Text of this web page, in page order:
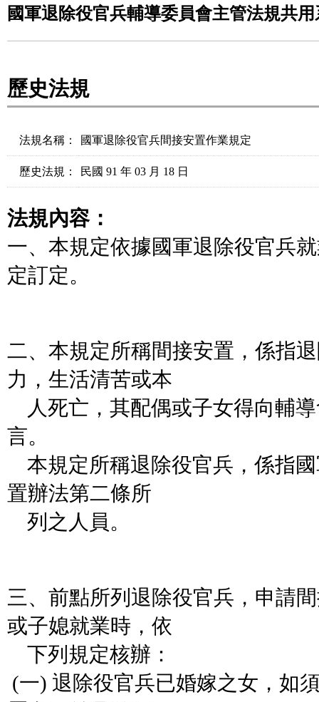
國軍退除役官兵輔導委員會主管法規共用
歷史法規
法規名稱： 國軍退除役官兵間接安置作業規定
歷史法規： 民國 91 年 03 月 18 日
法規內容：
一、本規定依據國軍退除役官兵
定訂定。
二、本規定所稱間接安置，係指
力，生活清苦或本
人死亡，其配偶或子女得向輔
言。
本規定所稱退除役官兵，係指
置辦法第二條所
列之人員。
三、前點所列退除役官兵，申請
或子媳就業時，依
下列規定核辦：
(一) 退除役官兵已婚嫁之女，如